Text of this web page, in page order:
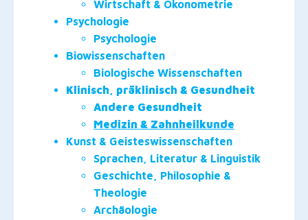
Wirtschaft & Ökonometrie
Psychologie
Psychologie
Biowissenschaften
Biologische Wissenschaften
Klinisch, präklinisch & Gesundheit
Andere Gesundheit
Medizin & Zahnheilkunde
Kunst & Geisteswissenschaften
Sprachen, Literatur & Linguistik
Geschichte, Philosophie &
Theologie
Archäologie